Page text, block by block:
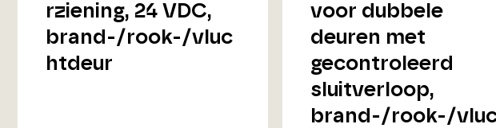
rziening, 24 VDC,
brand-/rook-/vluc
htdeur
voor dubbele
deuren met
gecontroleerd
sluitverloop,
brand-/rook-/